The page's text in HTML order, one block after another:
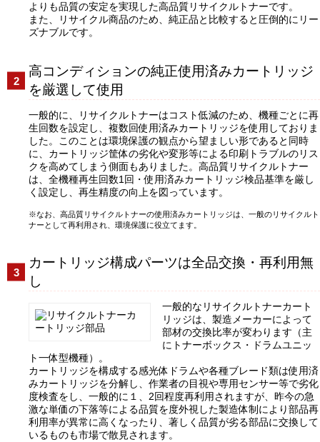
よりも品質の安定を実現した高品質リサイクルトナーです。
また、リサイクル商品のため、純正品と比較すると圧倒的にリー
ズナブルです。
高コンディションの純正使用済みカートリッジ
を厳選して使用
一般的に、リサイクルトナーはコスト低減のため、機種ごとに再
生回数を設定し、複数回使用済みカートリッジを使用しておりま
した。このことは環境保護の観点から望ましい形であると同時
に、カートリッジ筐体の劣化や変形等による印刷トラブルのリス
クを高めてしまう側面もありました。高品質リサイクルトナー
は、全機種再生回数1回・使用済みカートリッジ検品基準を厳し
く設定し、再生精度の向上を図っています。
なお、高品質リサイクルトナーの使用済みカートリッジは、一般のリサイクルト
ナーとして再利用され、環境保護に役立てます。
カートリッジ構成パーツは全品交換・再利用無
し
一般的なリサイクルトナーカート
リッジは、製造メーカーによって
部材の交換比率が変わります（主
にトナーボックス・ドラムユニッ
ト一体型機種）。
カートリッジを構成する感光体ドラムや各種ブレード類は使用済
みカートリッジを分解し、作業者の目視や専用センサー等で劣化
度検査をし、一般的に１、2回程度再利用されますが、昨今の急
激な単価の下落等による品質を度外視した製造体制により部品再
利用率が異常に高くなったり、著しく品質が劣る部品に交換して
いるものも市場で散見されます。